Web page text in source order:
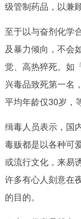
级管制药品，以兼
至于以与奋剂化学
及暴力倾向，不会
觉、高热猝死。如
兴毒品致死第一名
平均年龄仅30岁，
缉毒人员表示，国
毒贩都是以各种可
或流行文化，来易
许多有心人刻意在
的目的。